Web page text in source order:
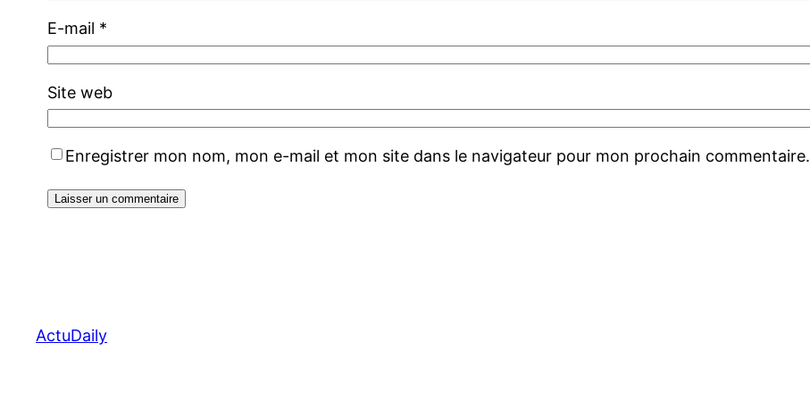
E-mail *
Site web
Enregistrer mon nom, mon e-mail et mon site dans le navigateur pour mon prochain commentaire.
ActuDaily